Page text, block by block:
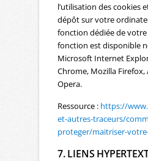
l’utilisation des cookies
dépôt sur votre
fonction dédiée de
fonction est disponible
Microsoft Internet
Chrome, Mozilla Firefox,
Opera.
Ressource : https://
et-autres-traceurs/
proteger/maitriser-
7. LIENS